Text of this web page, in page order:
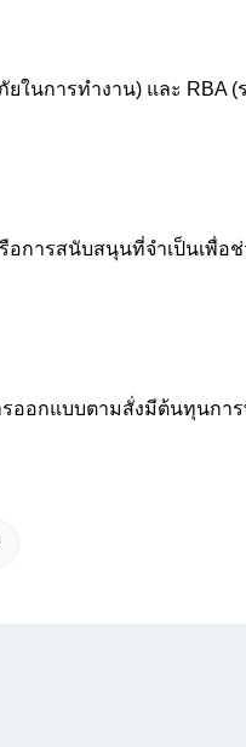
ในการทํางาน) และ RBA
รือการสนับสนุนที่จําเป็นเพื่อ
รออกแบบตามสั่งมีต้นทุนกา